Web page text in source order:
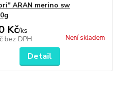
ARAN merino sw
Kč/ks
bez DPH Není skladem
Detail